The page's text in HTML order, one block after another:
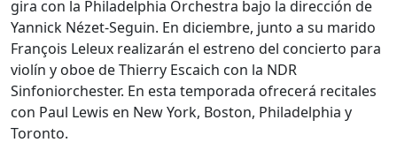
gira con la Philadelphia Orchestra bajo la dirección de
Yannick Nézet-Seguin. En diciembre, junto a su marido
François Leleux realizarán el estreno del concierto para
violín y oboe de Thierry Escaich con la NDR
Sinfoniorchester. En esta temporada ofrecerá recitales
con Paul Lewis en New York, Boston, Philadelphia y
Toronto.